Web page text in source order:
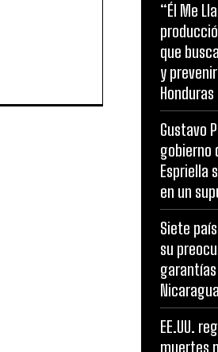
“Él Me
que
y
Honduras
Gustavo
gobierno
Espriella
en un
Siete
su
Nicaragua
EE.UU.
muertes